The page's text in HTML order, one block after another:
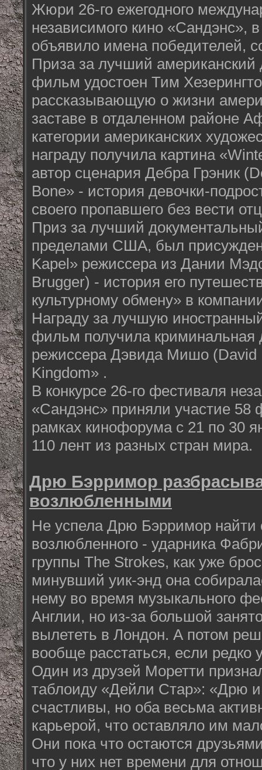
Жюри 26-го ежегодного
независимого кино «Сандэнс»,
объявило имена победителей,
Приза за лучший американский
фильм удостоен Тим
рассказывающую о жизни
заставе в отдаленном районе
категории американских
награду получила картина
автор сценария Дебра Грэник
Bone» - история девочки-
своего пропавшего без вести
Приз за лучший
пределами США, был
Kapel» режиссера из Дании
Brugger) - история его
культурному обмену» в
Награду за лучшую
фильм получила криминальная
режиссера Дэвида Мишо (David
Kingdom» .
В конкурсе 26-го фестиваля
«Сандэнс» приняли участие 58
рамках кинофорума с 21 по 30
110 лент из разных стран мира.
Дрю Бэрримор
возлюбленными
Не успела Дрю Бэрримор найти
возлюбленного - ударника
группы The Strokes, как уже
минувший уик-энд она
нему во время музыкального
Англии, но из-за большой
вылететь в Лондон. А потом
вообще расстаться, если редко
Один из друзей Моретти
таблоиду «Дейли Стар»: «Дрю
счастливы, но оба весьма
карьерой, что оставляло им
Они пока что остаются
что у них нет времени для